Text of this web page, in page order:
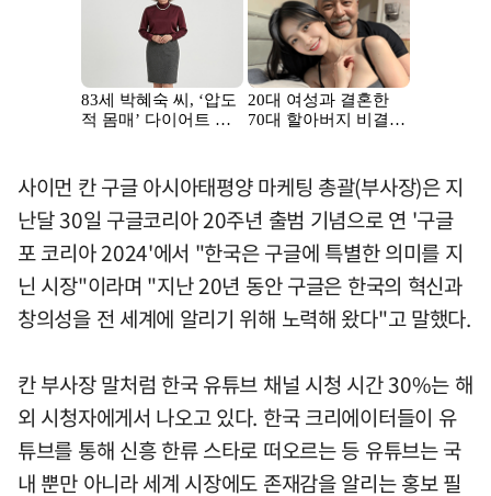
사이먼 칸 구글 아시아태평양 마케팅 총괄(부사장)은 지
난달 30일 구글코리아 20주년 출범 기념으로 연 '구글
포 코리아 2024'에서 "한국은 구글에 특별한 의미를 지
닌 시장"이라며 "지난 20년 동안 구글은 한국의 혁신과
창의성을 전 세계에 알리기 위해 노력해 왔다"고 말했다.
칸 부사장 말처럼 한국 유튜브 채널 시청 시간 30%는 해
외 시청자에게서 나오고 있다. 한국 크리에이터들이 유
튜브를 통해 신흥 한류 스타로 떠오르는 등 유튜브는 국
내 뿐만 아니라 세계 시장에도 존재감을 알리는 홍보 필